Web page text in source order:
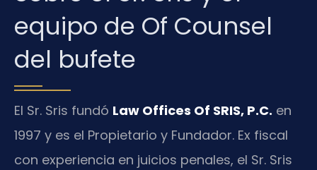
equipo de Of Counsel
del bufete
El Sr. Sris fundó Law Offices Of SRIS, P.C. en
1997 y es el Propietario y Fundador. Ex fiscal
con experiencia en juicios penales, el Sr. Sris